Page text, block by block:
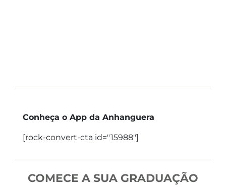
Conheça o App da Anhanguera
[rock-convert-cta id="15988"]
COMECE A SUA GRADUAÇÃO